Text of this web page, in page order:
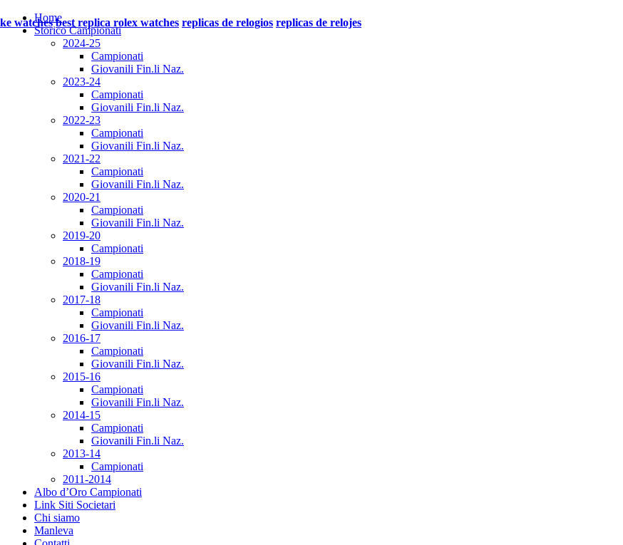
Home
Storico Campionati
2024-25
Campionati
Giovanili Fin.li Naz.
2023-24
Campionati
Giovanili Fin.li Naz.
2022-23
Campionati
Giovanili Fin.li Naz.
2021-22
Campionati
Giovanili Fin.li Naz.
2020-21
Campionati
Giovanili Fin.li Naz.
2019-20
Campionati
2018-19
Campionati
Giovanili Fin.li Naz.
2017-18
Campionati
Giovanili Fin.li Naz.
2016-17
Campionati
Giovanili Fin.li Naz.
2015-16
Campionati
Giovanili Fin.li Naz.
2014-15
Campionati
Giovanili Fin.li Naz.
2013-14
Campionati
2011-2014
Albo d’Oro Campionati
Link Siti Societari
Chi siamo
Manleva
watches best replica rolex watches replicas de relogios replicas de relojes